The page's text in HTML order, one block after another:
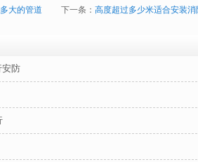
大的管道 下一条： 高度超过多少米适合安装消
防